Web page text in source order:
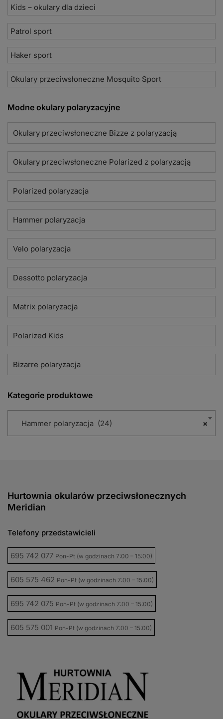
Kids – okulary dla dzieci
Patrol sport
Haker sport
Okulary przeciwsłoneczne Mosquito Sport
Modne okulary polaryzacyjne
Okulary przeciwsłoneczne Bizze z polaryzacją
Okulary przeciwsłoneczne Polarized z polaryzacją
Polarized polaryzacja
Hammer polaryzacja
Velo polaryzacja
Dessotto polaryzacja
Matrix polaryzacja
Polarized Kids
Bizarre polaryzacja
Kategorie produktowe
×
Hammer polaryzacja (24)
Hurtownia okularów przeciwsłonecznych
Meridian
Telefony przedstawicieli
695 742 077 Pon-Pt (w godzinach 7:00 – 15:00)
605 575 462 Pon-Pt (w godzinach 7:00 – 15:00)
695 742 075 Pon-Pt (w godzinach 7:00 – 15:00)
605 575 001 Pon-Pt (w godzinach 7:00 – 15:00)